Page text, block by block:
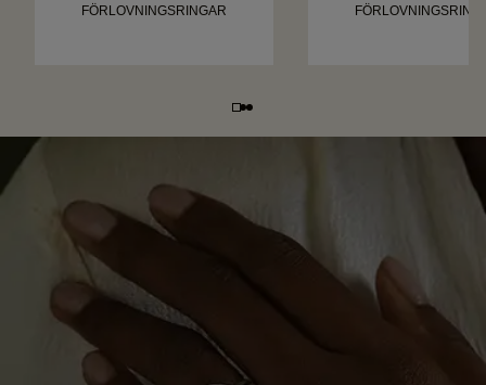
FÖRLOVNINGSRINGAR